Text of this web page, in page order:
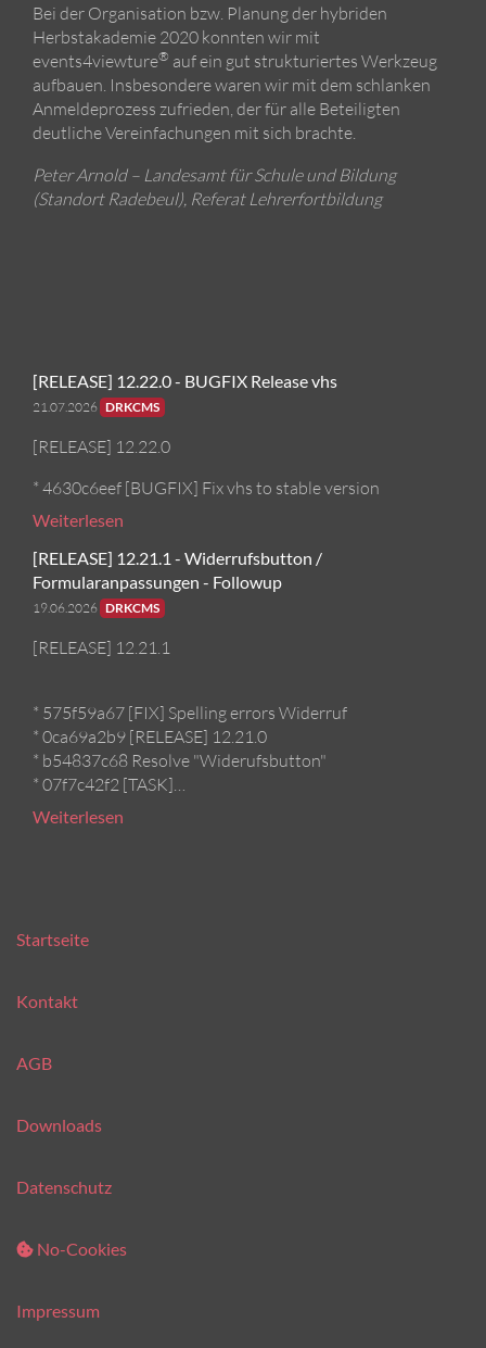
Bei der Organisation bzw. Planung der hybriden
Herbstakademie 2020 konnten wir mit
events4viewture® auf ein gut strukturiertes Werkzeug
aufbauen. Insbesondere waren wir mit dem schlanken
Anmeldeprozess zufrieden, der für alle Beteiligten
deutliche Vereinfachungen mit sich brachte.
Peter Arnold – Landesamt für Schule und Bildung
(Standort Radebeul), Referat Lehrerfortbildung
[RELEASE] 12.22.0 - BUGFIX Release vhs
21.07.2026 DRKCMS
[RELEASE] 12.22.0
* 4630c6eef [BUGFIX] Fix vhs to stable version
Weiterlesen
[RELEASE] 12.21.1 - Widerrufsbutton /
Formularanpassungen - Followup
19.06.2026 DRKCMS
[RELEASE] 12.21.1
* 575f59a67 [FIX] Spelling errors Widerruf
* 0ca69a2b9 [RELEASE] 12.21.0
* b54837c68 Resolve "Widerufsbutton"
* 07f7c42f2 [TASK]…
Weiterlesen
Startseite
Kontakt
AGB
Downloads
Datenschutz
No-Cookies
Impressum